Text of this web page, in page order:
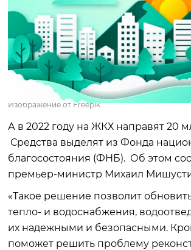
Изображение от Freepik
А в 2022 году на ЖКХ направят 20
Средства выделят из Фонда
благосостояния (ФНБ). Об этом
премьер-министр Михаил
«Такое решение позволит
тепло- и водоснабжения,
их надежными и безопасными.
поможет решить проблему